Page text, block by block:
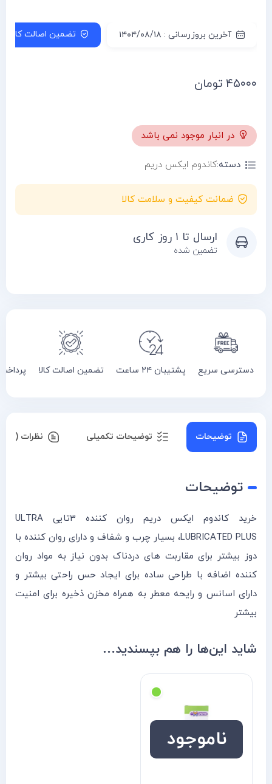
آخرین بروزرسانی : ۱۴۰۴/۰۸/۱۸ تضمین اصالت کالا
۴۵۰۰۰ تومان
در انبار موجود نمی باشد
دسته:کاندوم ایکس دریم
ضمانت کیفیت و سلامت کالا
ارسال تا ۱ روز کاری
تضمین شده
دسترسی سریع پشتیبان ۲۴ ساعت تضمین اصالت کالا
توضیحات توضیحات تکمیلی نظرات (۰)
توضیحات
خرید کاندوم ایکس دریم روان کننده 3تایی ULTRA
LUBRICATED PLUS، بسیار چرب و شفاف و دارای روان کننده با
دوز بیشتر برای مقاربت های دردناک بدون نیاز به مواد روان
کننده اضافه با طراحی ساده برای ایجاد حس راحتی بیشتر و
دارای اسانس و رایحه معطر به همراه مخزن ذخیره برای امنیت
بیشتر
شاید این‌ها را هم بپسندید…
ناموجود